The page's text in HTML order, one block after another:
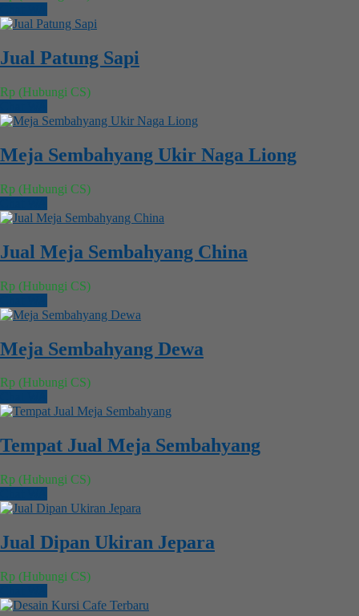
Jual Patung Sapi
Rp (Hubungi CS)
Meja Sembahyang Ukir Naga Liong
Rp (Hubungi CS)
Jual Meja Sembahyang China
Rp (Hubungi CS)
Meja Sembahyang Dewa
Rp (Hubungi CS)
Tempat Jual Meja Sembahyang
Rp (Hubungi CS)
Jual Dipan Ukiran Jepara
Rp (Hubungi CS)